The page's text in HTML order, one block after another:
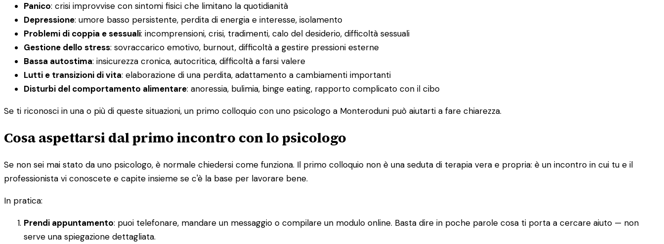
Panico: crisi improvvise con sintomi fisici che limitano la quotidianità
Depressione: umore basso persistente, perdita di energia e interesse, isolamento
Problemi di coppia e sessuali: incomprensioni, crisi, tradimenti, calo del desiderio, difficoltà sessuali
Gestione dello stress: sovraccarico emotivo, burnout, difficoltà a gestire pressioni esterne
Bassa autostima: insicurezza cronica, autocritica, difficoltà a farsi valere
Lutti e transizioni di vita: elaborazione di una perdita, adattamento a cambiamenti importanti
Disturbi del comportamento alimentare: anoressia, bulimia, binge eating, rapporto complicato con il cibo
Se ti riconosci in una o più di queste situazioni, un primo colloquio con uno psicologo a Monteroduni può aiutarti a fare chiarezza.
Cosa aspettarsi dal primo incontro con lo psicologo
Se non sei mai stato da uno psicologo, è normale chiedersi come funziona. Il primo colloquio non è una seduta di terapia vera e propria: è un incontro in cui tu e il
professionista vi conoscete e capite insieme se c'è la base per lavorare bene.
In pratica:
Prendi appuntamento: puoi telefonare, mandare un messaggio o compilare un modulo online. Basta dire in poche parole cosa ti porta a cercare aiuto — non
serve una spiegazione dettagliata.